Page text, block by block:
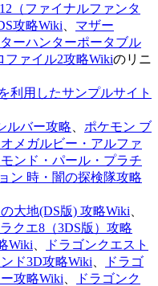
（ファイナルファンタ
攻略Wiki
マザー
ーハンターポータブル
ファイル2攻略Wikiのリニ
利用したサンプルサイト
ルバー攻略
ポケモン ブ
メガルビー・アルファ
ンド・パール・プラチ
ン 時・闇の探検隊攻略
大地(DS版) 攻略Wiki
ラクエ8（3DS版）攻略
Wiki
ドラゴンクエスト
ド3D攻略Wiki
ドラゴ
攻略Wiki
ドラゴンク